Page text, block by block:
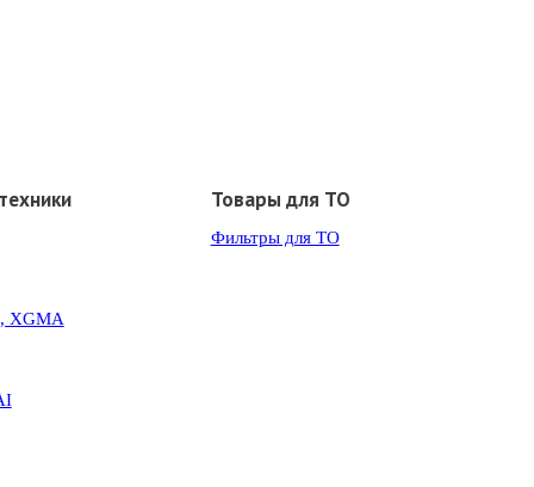
XGMA
Товары для ТО
Фильтры для ТО